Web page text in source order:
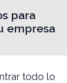
para
empresa
todo lo